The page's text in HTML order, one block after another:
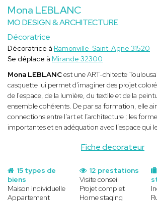
Mona LEBLANC
MO DESIGN & ARCHITECTURE
Décoratrice
Fiche decorateur
Décoratrice à Ramonville-Saint-Agne 31520
Se déplace à Mirande 32300
Mona LEBLANCest une ART-chitecte
casquette lui permet d'imaginer des projet
de l'espace, de la lumière, du textile et de la
ensemble cohérents. De par sa formation, elle
connections entre l'art et l’architecture ; les
importantes et en adéquation avec l’espace qui
15 types de
biens
Maison individuelle
Appartement
12 prestations
Visite conseil
Projet complet
Home staging